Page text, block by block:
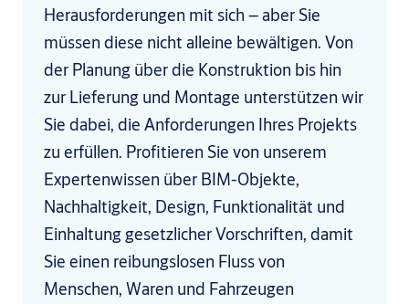
Herausforderungen mit sich – aber Sie
müssen diese nicht alleine bewältigen. Von
der Planung über die Konstruktion bis hin
zur Lieferung und Montage unterstützen wir
Sie dabei, die Anforderungen Ihres Projekts
zu erfüllen. Profitieren Sie von unserem
Expertenwissen über BIM-Objekte,
Nachhaltigkeit, Design, Funktionalität und
Einhaltung gesetzlicher Vorschriften, damit
Sie einen reibungslosen Fluss von
Menschen, Waren und Fahrzeugen